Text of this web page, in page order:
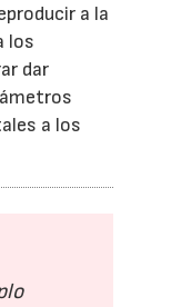
a la
los
dar
a los